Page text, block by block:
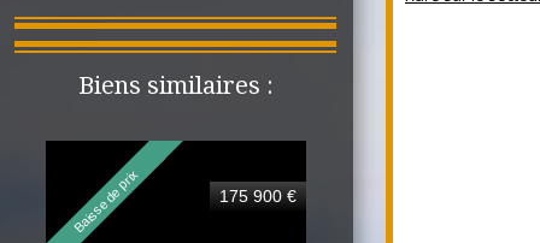
Biens similaires :
Baisse de prix 175 900 €